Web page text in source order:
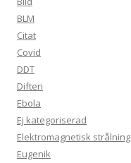
BLM
Citat
Covid
DDT
Difteri
Ebola
Ej kategoriserad
Elektromagnetisk strålning
Eugenik